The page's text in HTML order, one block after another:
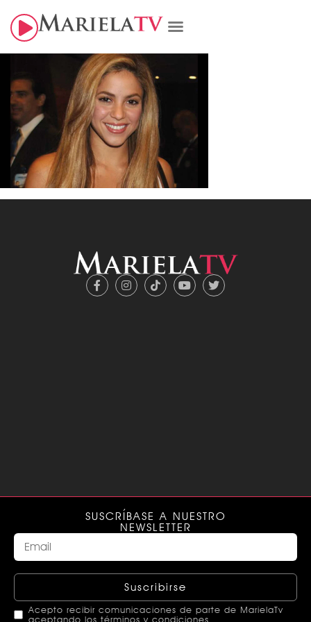
SUSCRÍBASE A NUESTRO
NEWSLETTER
Suscribirse
Acepto recibir comunicaciones de parte de MarielaTv
aceptando los términos y condiciones